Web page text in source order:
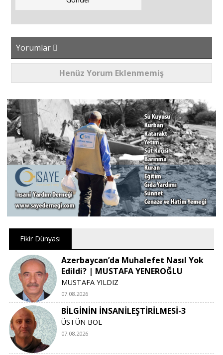
Yorumlar
Henüz Yorum Eklenmemiş
Fikir Dünyası
Azerbaycan’da Muhalefet Nasıl Yok
Edildi? | MUSTAFA YENEROĞLU
MUSTAFA YILDIZ
07.08.2026
BİLGİNİN İNSANİLEŞTİRİLMESİ-3
ÜSTÜN BOL
07.08.2026